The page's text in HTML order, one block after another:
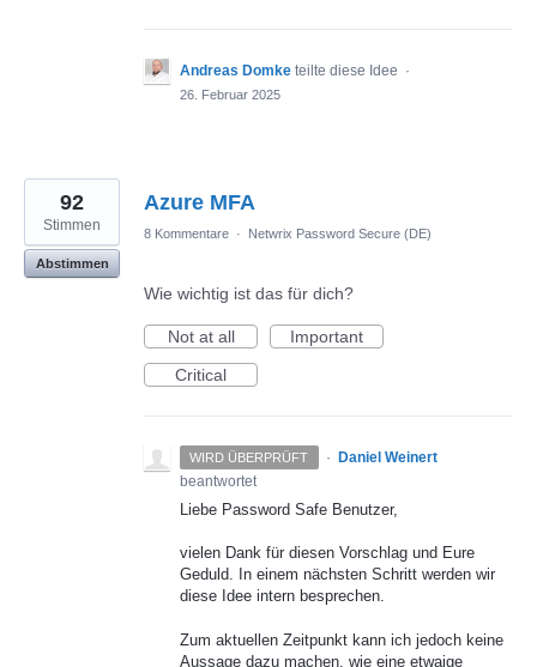
Andreas Domke teilte diese Idee ·
26. Februar 2025
Azure MFA
92
Stimmen
Abstimmen
8 Kommentare · Netwrix Password Secure (DE)
Wie wichtig ist das für dich?
Not at all
Important
Critical
WIRD ÜBERPRÜFT ·
Daniel Weinert
beantwortet
Liebe Password Safe Benutzer,
vielen Dank für diesen Vorschlag und Eure
Geduld. In einem nächsten Schritt werden wir
diese Idee intern besprechen.
Zum aktuellen Zeitpunkt kann ich jedoch keine
Aussage dazu machen, wie eine etwaige